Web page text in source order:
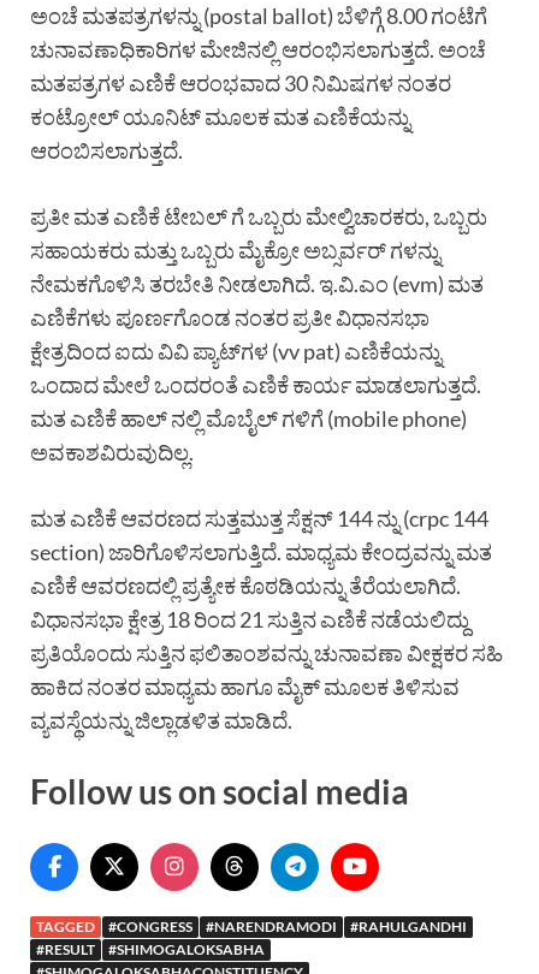
ಅಂಚೆ ಮತಪತ್ರಗಳನ್ನು (postal ballot) ಬೆಳಿಗ್ಗೆ 8.00 ಗಂಟೆಗೆ
ಚುನಾವಣಾಧಿಕಾರಿಗಳ ಮೇಜಿನಲ್ಲಿ ಆರಂಭಿಸಲಾಗುತ್ತದೆ. ಅಂಚೆ
ಮತಪತ್ರಗಳ ಎಣಿಕೆ ಆರಂಭವಾದ 30 ನಿಮಿಷಗಳ ನಂತರ
ಕಂಟ್ರೋಲ್ ಯೂನಿಟ್ ಮೂಲಕ ಮತ ಎಣಿಕೆಯನ್ನು
ಆರಂಬಿಸಲಾಗುತ್ತದೆ.
ಪ್ರತೀ ಮತ ಎಣಿಕೆ ಟೇಬಲ್ ಗೆ ಒಬ್ಬರು ಮೇಲ್ವಿಚಾರಕರು, ಒಬ್ಬರು
ಸಹಾಯಕರು ಮತ್ತು ಒಬ್ಬರು ಮೈಕ್ರೋ ಅಬ್ಸರ್ವರ್ ಗಳನ್ನು
ನೇಮಕಗೊಳಿಸಿ ತರಬೇತಿ ನೀಡಲಾಗಿದೆ. ಇ.ವಿ.ಎಂ (evm) ಮತ
ಎಣಿಕೆಗಳು ಪೂರ್ಣಗೊಂಡ ನಂತರ ಪ್ರತೀ ವಿಧಾನಸಭಾ
ಕ್ಷೇತ್ರದಿಂದ ಐದು ವಿವಿ ಪ್ಯಾಟ್‍ಗಳ (vv pat) ಎಣಿಕೆಯನ್ನು
ಒಂದಾದ ಮೇಲೆ ಒಂದರಂತೆ ಎಣಿಕೆ ಕಾರ್ಯ ಮಾಡಲಾಗುತ್ತದೆ.
ಮತ ಎಣಿಕೆ ಹಾಲ್ ನಲ್ಲಿ ಮೊಬೈಲ್ ಗಳಿಗೆ (mobile phone)
ಅವಕಾಶವಿರುವುದಿಲ್ಲ.
ಮತ ಎಣಿಕೆ ಆವರಣದ ಸುತ್ತಮುತ್ತ ಸೆಕ್ಷನ್ 144 ನ್ನು (crpc 144
section) ಜಾರಿಗೊಳಿಸಲಾಗುತ್ತಿದೆ. ಮಾಧ್ಯಮ ಕೇಂದ್ರವನ್ನು ಮತ
ಎಣಿಕೆ ಆವರಣದಲ್ಲಿ ಪ್ರತ್ಯೇಕ ಕೊಠಡಿಯನ್ನು ತೆರೆಯಲಾಗಿದೆ.
ವಿಧಾನಸಭಾ ಕ್ಷೇತ್ರ 18 ರಿಂದ 21 ಸುತ್ತಿನ ಎಣಿಕೆ ನಡೆಯಲಿದ್ದು
ಪ್ರತಿಯೊಂದು ಸುತ್ತಿನ ಫಲಿತಾಂಶವನ್ನು ಚುನಾವಣಾ ವೀಕ್ಷಕರ ಸಹಿ
ಹಾಕಿದ ನಂತರ ಮಾಧ್ಯಮ ಹಾಗೂ ಮೈಕ್ ಮೂಲಕ ತಿಳಿಸುವ
ವ್ಯವಸ್ಥೆಯನ್ನು ಜಿಲ್ಲಾಡಳಿತ ಮಾಡಿದೆ.
Follow us on social media
TAGGED #CONGRESS #NARENDRAMODI
#RAHULGANDHI
#RESULT
#SHIMOGALOKSABHA